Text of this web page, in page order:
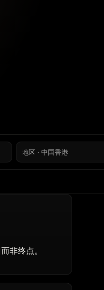
地区 · 中国香港
非终点。